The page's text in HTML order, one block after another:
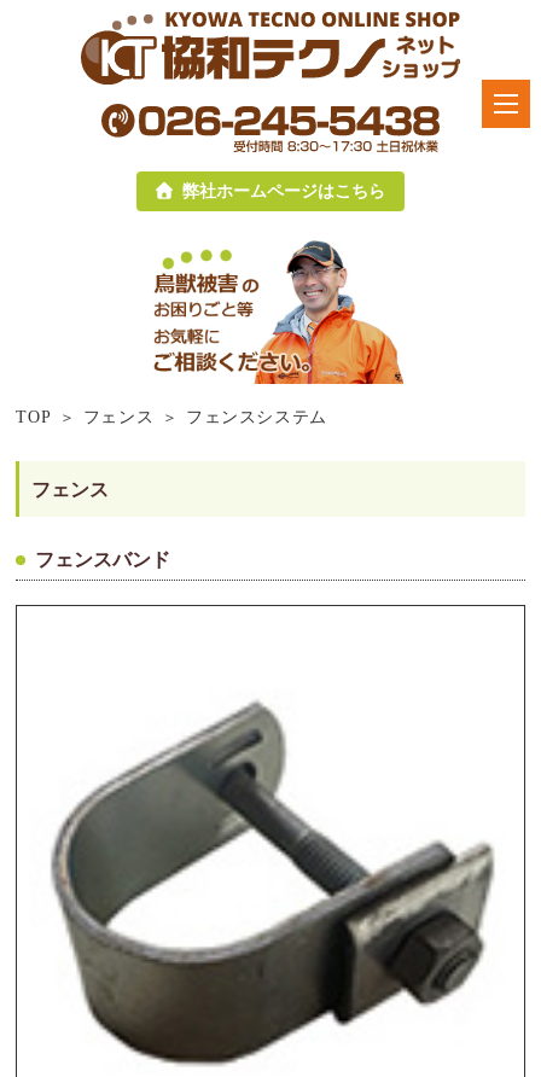
弊社ホームページはこちら
TOP フェンス フェンスシステム
フェンス
フェンスバンド